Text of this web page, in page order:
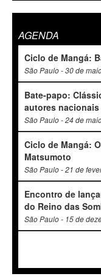
AGENDA
Ciclo de Mangá:
São Paulo - 30 de
Bate-papo:
autores nacionais
São Paulo - 24 de
Ciclo de Mangá:
Matsumoto
São Paulo - 21 de
Encontro de
do Reino das
São Paulo - 15 de